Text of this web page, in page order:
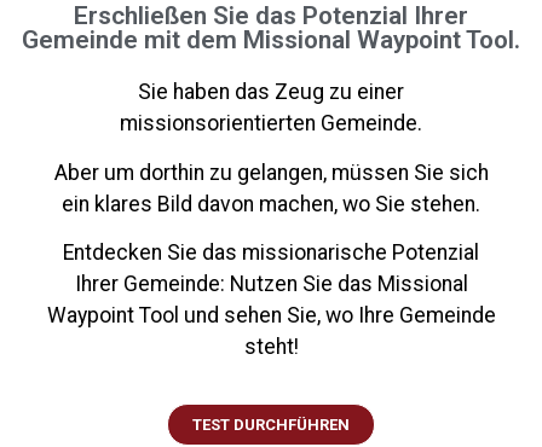
Erschließen Sie das Potenzial Ihrer
Gemeinde mit dem Missional Waypoint Tool.
Sie haben das Zeug zu einer
missionsorientierten Gemeinde.
Aber um dorthin zu gelangen, müssen Sie sich
ein klares Bild davon machen, wo Sie stehen.
Entdecken Sie das missionarische Potenzial
Ihrer Gemeinde: Nutzen Sie das Missional
Waypoint Tool und sehen Sie, wo Ihre Gemeinde
steht!
TEST DURCHFÜHREN